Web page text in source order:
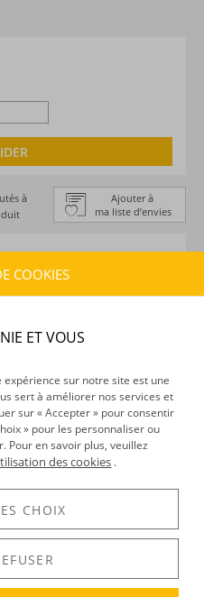
Ajouter à
ma liste d’envies
à
le10/08/2026
)
Top Spirit Awards
COOKIES
ET VOUS
expérience sur notre site est une
sert à améliorer nos services et
sur « Accepter » pour consentir
» pour les personnaliser ou
Pour en savoir plus, veuillez
des cookies .
CHOIX